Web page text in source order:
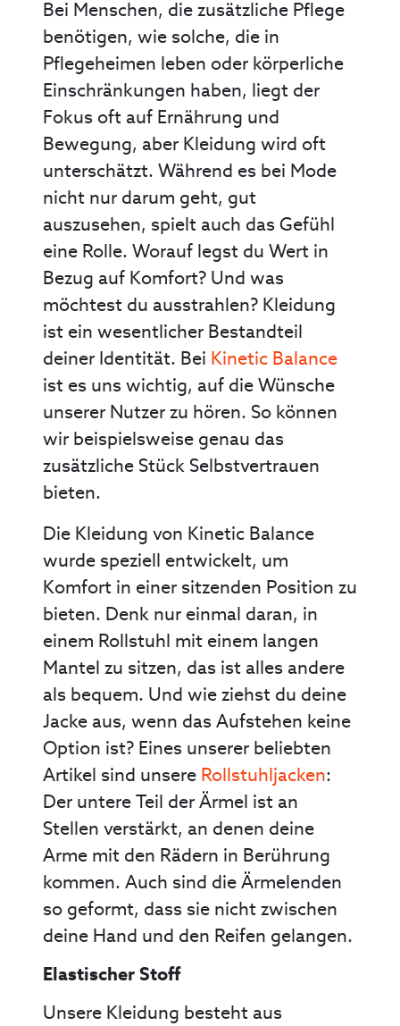
Bei Menschen, die zusätzliche Pflege
benötigen, wie solche, die in
Pflegeheimen leben oder körperliche
Einschränkungen haben, liegt der
Fokus oft auf Ernährung und
Bewegung, aber Kleidung wird oft
unterschätzt. Während es bei Mode
nicht nur darum geht, gut
auszusehen, spielt auch das Gefühl
eine Rolle. Worauf legst du Wert in
Bezug auf Komfort? Und was
möchtest du ausstrahlen? Kleidung
ist ein wesentlicher Bestandteil
deiner Identität. Bei Kinetic Balance
ist es uns wichtig, auf die Wünsche
unserer Nutzer zu hören. So können
wir beispielsweise genau das
zusätzliche Stück Selbstvertrauen
bieten.
Die Kleidung von Kinetic Balance
wurde speziell entwickelt, um
Komfort in einer sitzenden Position zu
bieten. Denk nur einmal daran, in
einem Rollstuhl mit einem langen
Mantel zu sitzen, das ist alles andere
als bequem. Und wie ziehst du deine
Jacke aus, wenn das Aufstehen keine
Option ist? Eines unserer beliebten
Artikel sind unsere Rollstuhljacken:
Der untere Teil der Ärmel ist an
Stellen verstärkt, an denen deine
Arme mit den Rädern in Berührung
kommen. Auch sind die Ärmelenden
so geformt, dass sie nicht zwischen
deine Hand und den Reifen gelangen.
Elastischer Stoff
Unsere Kleidung besteht aus